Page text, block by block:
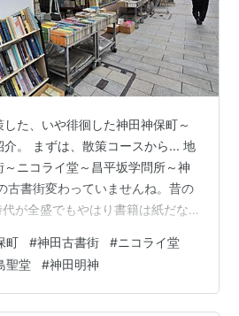
た、いや徘徊した神田神保町～
。 まずは、散策コースから... 地
ニコライ堂～昌平坂学問所～神
古書街変わっていませんね。昔の
が全盛でもやはり書籍は紙だな
ました。マニアックな人たちが
主に尋ねている様子を見て、な
です。 大学時代に古書街に通っ
町 #神田古書街 #ニコライ堂
聖堂 #神田明神